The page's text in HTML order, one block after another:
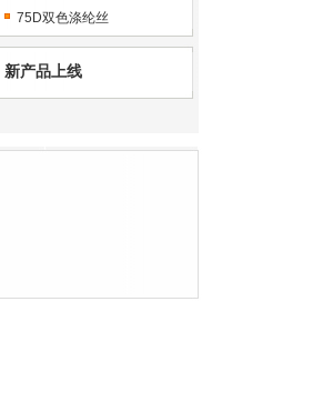
75D双色涤纶丝
新产品上线